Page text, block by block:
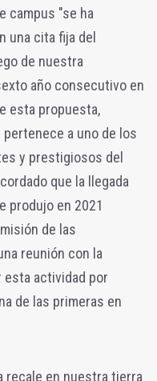
campus "se ha
una cita fija del
de nuestra
año consecutivo en
esta propuesta,
a uno de los
y prestigiosos del
que la llegada
produjo en 2021
de las
reunión con la
esta actividad por
de las primeras en
recale en nuestra tierra